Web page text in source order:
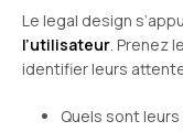
Le legal design
l’utilisateur . Prenez
identifier leurs
Quels sont